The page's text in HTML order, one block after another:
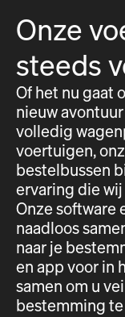
Onze
steeds
Of het nu gaat
nieuw
volledig
voertuigen,
bestelbussen
ervaring die
Onze software
naadloos
naar je
en app voor in
samen om u
bestemming